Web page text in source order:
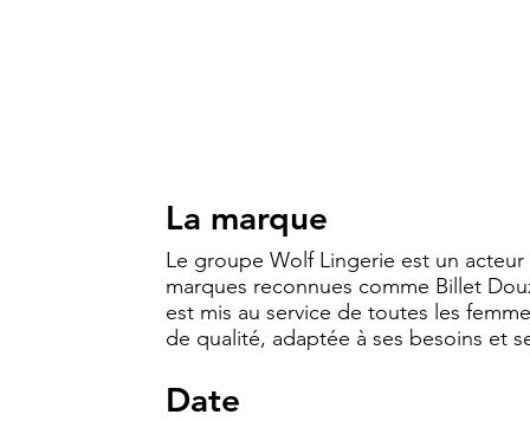
La marque
Le groupe Wolf Lingerie est un
marques reconnues comme Billet
est mis au service de toutes les
de qualité, adaptée à ses besoins et
Date